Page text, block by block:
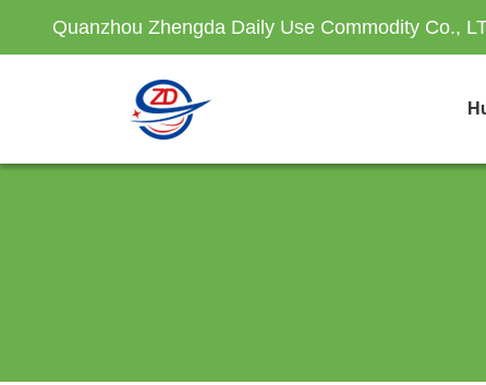
Quanzhou Zhengda Daily Use Commodity Co.,